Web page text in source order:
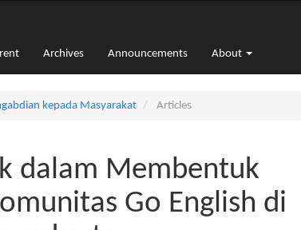
Archives Announcements About
kepada Masyarakat Articles
dalam Membentuk
Go English di